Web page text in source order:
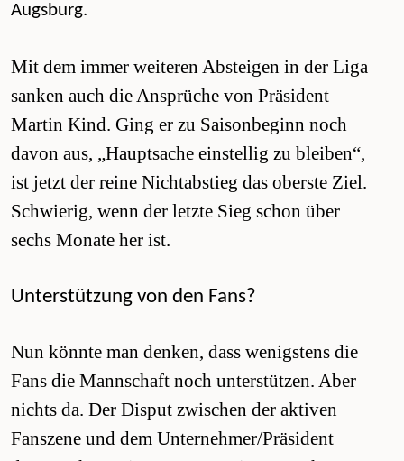
Augsburg.
Mit dem immer weiteren Absteigen in der Liga
sanken auch die Ansprüche von Präsident
Martin Kind. Ging er zu Saisonbeginn noch
davon aus, „Hauptsache einstellig zu bleiben“,
ist jetzt der reine Nichtabstieg das oberste Ziel.
Schwierig, wenn der letzte Sieg schon über
sechs Monate her ist.
Unterstützung von den Fans?
Nun könnte man denken, dass wenigstens die
Fans die Mannschaft noch unterstützen. Aber
nichts da. Der Disput zwischen der aktiven
Fanszene und dem Unternehmer/Präsident